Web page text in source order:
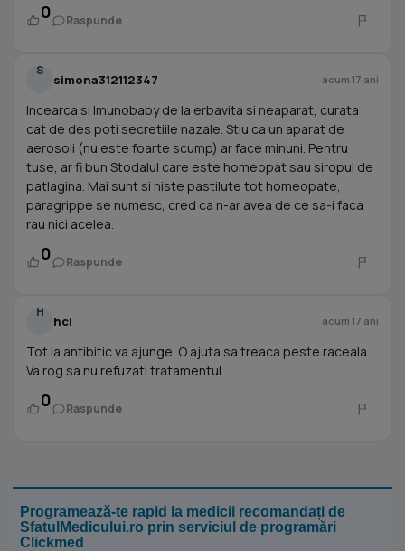
0 Raspunde
S
simona312112347 acum 17 ani
Incearca si Imunobaby de la erbavita si neaparat, curata
cat de des poti secretiile nazale. Stiu ca un aparat de
aerosoli (nu este foarte scump) ar face minuni. Pentru
tuse, ar fi bun Stodalul care este homeopat sau siropul de
patlagina. Mai sunt si niste pastilute tot homeopate,
paragrippe se numesc, cred ca n-ar avea de ce sa-i faca
rau nici acelea.
0 Raspunde
H
hci acum 17 ani
Tot la antibitic va ajunge. O ajuta sa treaca peste raceala.
Va rog sa nu refuzati tratamentul.
0 Raspunde
Programează-te rapid la medicii recomandați de
SfatulMedicului.ro prin serviciul de programări
Clickmed